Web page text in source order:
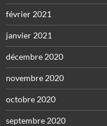
février 2021
janvier 2021
décembre 2020
novembre 2020
octobre 2020
septembre 2020